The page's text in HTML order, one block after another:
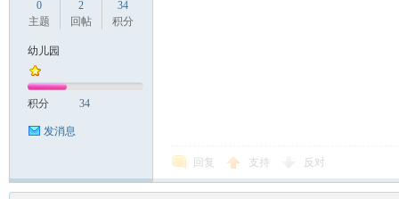
0
主题
2
回帖
34
积分
幼儿园
积分 34
发消息
回复 支持 反对